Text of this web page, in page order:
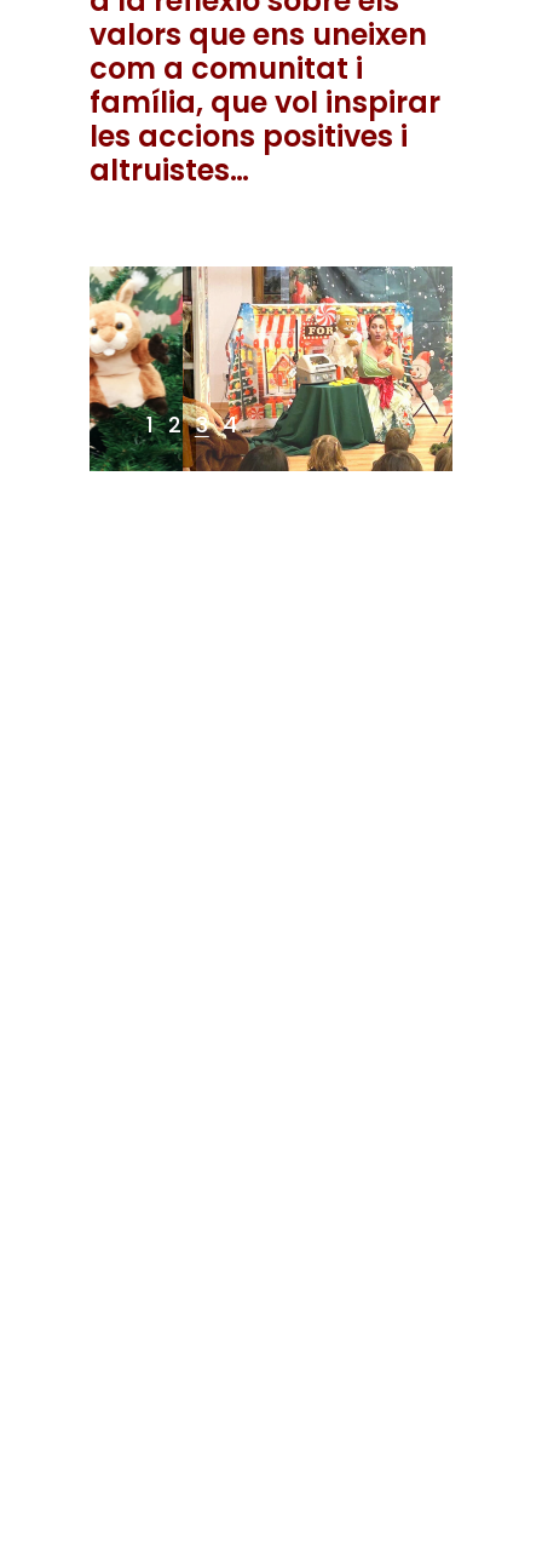
valors que ens uneixen
com a comunitat i
família, que vol inspirar
les accions positives i
altruistes…